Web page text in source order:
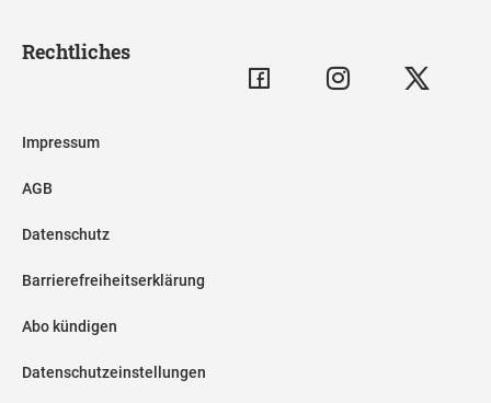
Rechtliches
Impressum
AGB
Datenschutz
Barrierefreiheitserklärung
Abo kündigen
Datenschutzeinstellungen